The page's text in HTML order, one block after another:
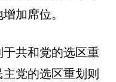
加席位。
共和党的选区重
党的选区重划则